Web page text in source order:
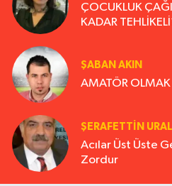
ÇOCUKLUK
KADAR
ŞABAN AKIN
AMATÖR OLMAK
ŞERAFETTIN URAL
Acılar Üst Üste
Zordur